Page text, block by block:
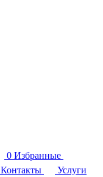
0 Избранные
Контакты
Услуги